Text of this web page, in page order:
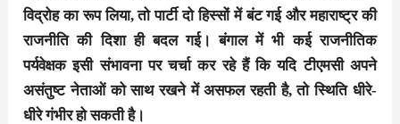
विद्रोह का रूप लिया, तो पार्टी दो हिस्सों में बंट गई और महाराष्ट्र की
राजनीति की दिशा ही बदल गई। बंगाल में भी कई राजनीतिक
पर्यवेक्षक इसी संभावना पर चर्चा कर रहे हैं कि यदि टीएमसी अपने
असंतुष्ट नेताओं को साथ रखने में असफल रहती है, तो स्थिति धीरे-
धीरे गंभीर हो सकती है।